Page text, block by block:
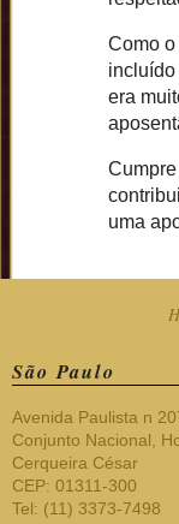
Como
incluído
era
uma
São Paulo
Avenida Paulista n
Conjunto Nacional,
Cerqueira César
CEP: 01311-300
Tel: (11) 3373-7498